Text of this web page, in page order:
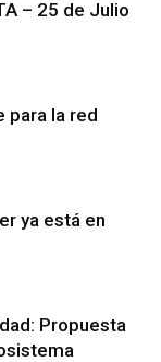
– 25 de Julio
para la red
ya está en
Propuesta